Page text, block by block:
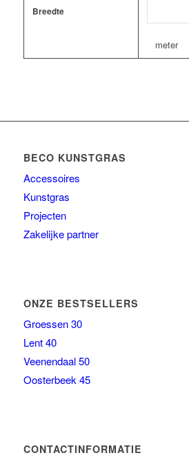
Breedte
meter
BECO KUNSTGRAS
Accessoires
Kunstgras
Projecten
Zakelijke partner
ONZE BESTSELLERS
Groessen 30
Lent 40
Veenendaal 50
Oosterbeek 45
CONTACTINFORMATIE